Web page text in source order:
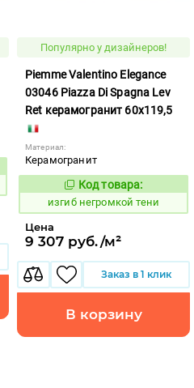
Популярно у дизайнеров!
Piemme Valentino Elegance
03046 Piazza Di Spagna Lev
Ret керамогранит 60x119,5
Материал:
Керамогранит
577603
Код товара:
изгиб негромкой тени
Цена
9 307 руб./м²
Заказ в 1 клик
В корзину